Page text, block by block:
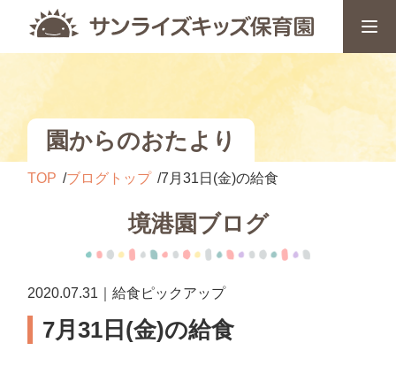
園からのおたより
TOP ブログトップ 7月31日(金)の給食
境港園ブログ
2020.07.31｜給食ピックアップ
7月31日(金)の給食